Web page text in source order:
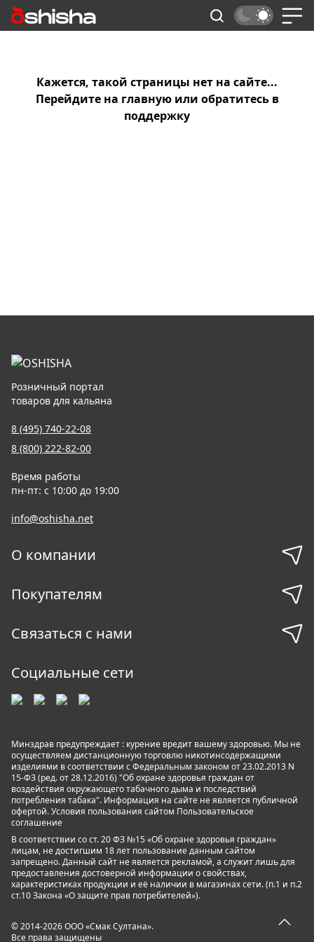
Кажется, такой страницы нет на сайте...
Перейдите на главнуюили обратитесь в
поддержку
Розничный портал
товаров для кальяна
8 (495) 740-22-08
8 (800) 222-82-00
Время работы
пн-пт: с 10:00 до 19:00
info@oshisha.net
О компании
Покупателям
Связаться с нами
Социальные сети
Минздрав предупреждает : курение вредит вашему здоровью. Мы не
осуществляем дистанционную торговлю никотинсодержащими
изделиями в соответствии с Федеральным законом от 23.02.2013 N
15-ФЗ (ред. от 28.12.2016) "Об охране здоровья граждан от
воздействия окружающего табачного дыма и последствий
потребления табака". Информация на сайте не является публичной
офертой. Условия пользования сайтом Пользовательское
соглашение
В соответствии со ст. 20 ФЗ №15 «Об охране здоровья граждан»
лицам, не достигшим 18 лет пользование данным сайтом
запрещено. Данный сайт не является рекламой, а служит лишь для
предоставления достоверной информации о свойствах,
характеристиках продукции и её наличии в магазинах сети. (п.1 и п.2
ст.10 Закона «О защите прав потребителей»).
© 2014-2026 ООО «Смак Султана».
Все права защищены